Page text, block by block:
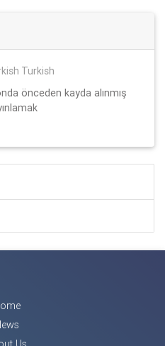
Turkish
önceden kayda alınmış